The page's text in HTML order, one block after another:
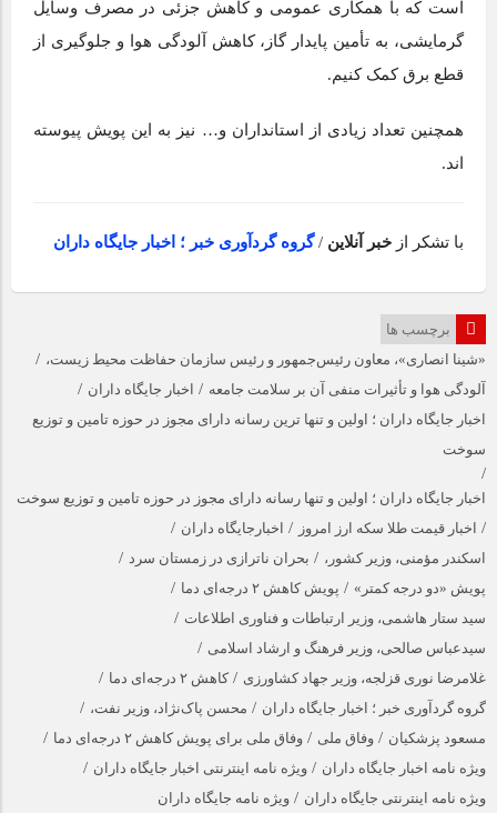
است که با همکاری عمومی و کاهش جزئی در مصرف وسایل
گرمایشی، به تأمین پایدار گاز، کاهش آلودگی هوا و جلوگیری از
قطع برق کمک کنیم.
همچنین تعداد زیادی از استانداران و… نیز به این پویش پیوسته
اند.
با تشکر از خبر آنلاین /گروه گردآوری خبر ؛ اخبار جایگاه داران
برچسب ها
«شینا انصاری»، معاون رئیس‌جمهور و رئیس سازمان حفاظت محیط زیست، /
آلودگی هوا و تأثیرات منفی آن بر سلامت جامعه / اخبار جایگاه داران /
اخبار جایگاه داران ؛ اولین و تنها ترین رسانه دارای مجوز در حوزه تامین و توزیع
سوخت
/
اخبار جایگاه داران ؛ اولین و تنها رسانه دارای مجوز در حوزه تامین و توزیع سوخت
/ اخبار قیمت طلا سکه ارز امروز / اخبارجایگاه داران /
اسکندر مؤمنی، وزیر کشور، / بحران ناترازی در زمستان سرد /
پویش «دو درجه کمتر» / پویش کاهش ۲ درجه‌ای دما /
سید ستار هاشمی، وزیر ارتباطات و فناوری اطلاعات /
سیدعباس صالحی، وزیر فرهنگ و ارشاد اسلامی /
غلامرضا نوری قزلجه، وزیر جهاد کشاورزی /کاهش ۲ درجه‌ای دما /
گروه گردآوری خبر ؛ اخبار جایگاه داران / محسن پاک‌نژاد، وزیر نفت، /
مسعود پزشکیان / وفاق ملی / وفاق ملی برای پویش کاهش ۲ درجه‌ای دما /
ویژه نامه اخبار جایگاه داران / ویژه نامه اینترنتی اخبار جایگاه داران /
ویژه نامه اینترنتی جایگاه داران / ویژه نامه جایگاه داران